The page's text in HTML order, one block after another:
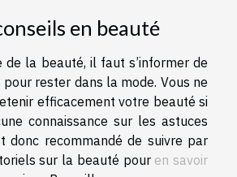
en beauté
de la beauté, il faut s’informer de
rester dans la mode. Vous ne
efficacement votre beauté si
connaissance sur les astuces
donc recommandé de suivre par
sur la beauté pour en savoir